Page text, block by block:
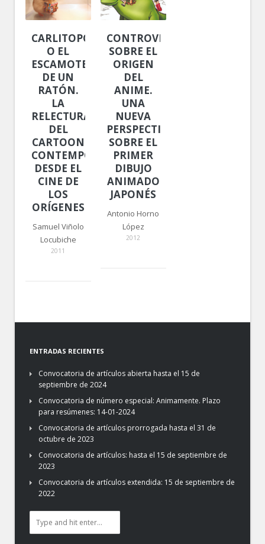
CARLITOPOLIS
O EL
ESCAMOTEO
DE UN
RATÓN.
LA
RELECTURA
DEL
CARTOON
CONTEMPORÁNEO
DESDE EL
CINE DE
LOS
ORÍGENES
Samuel Viñolo
Locubiche
2011
CONTROVERSIA
SOBRE EL
ORIGEN
DEL
ANIME.
UNA
NUEVA
PERSPECTIVA
SOBRE EL
PRIMER
DIBUJO
ANIMADO
JAPONÉS
Antonio Horno
López
2012
ENTRADAS RECIENTES
Convocatoria de artículos abierta hasta el 15 de
septiembre de 2024
Convocatoria de número especial: Animamente. Plazo
para resúmenes: 14-01-2024
Convocatoria de artículos prorrogada hasta el 31 de
octubre de 2023
Convocatoria de artículos: hasta el 15 de septiembre de
2023
Convocatoria de artículos extendida: 15 de septiembre de
2022